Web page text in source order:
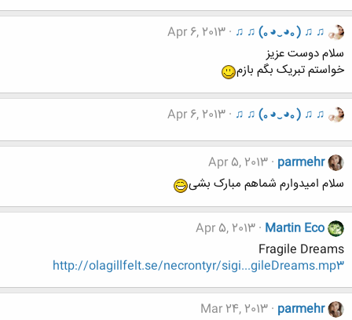
♫ ♫ (｡◕‿◕｡) ♫ ♫
Apr 6, 2013
سلام دوست عزیز
خواستم تبریک بگم بازم
♫ ♫ (｡◕‿◕｡) ♫ ♫
Apr 6, 2013
parmehr
Apr 5, 2013
سلام امیدوارم شماهم مبارک بشی
Martin Eco
Apr 5, 2013
Fragile Dreams
http://olagillfelt.se/necrontyr/sigi...gileDreams.mp3
parmehr
Mar 24, 2013